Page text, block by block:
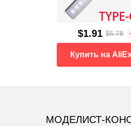
$1.91 $5.78
Купить на
МОДЕЛИСТ-